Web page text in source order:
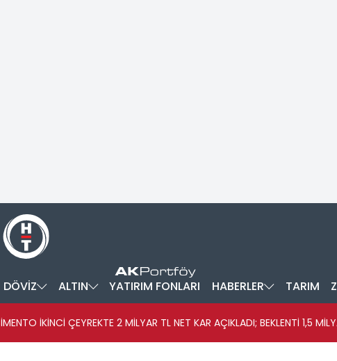
DÖVİZ ALTIN YATIRIM FONLARI HABERLER TARIM
İKİNCİ ÇEYREKTE 2 MİLYAR TL NET KAR AÇIKLADI; BEKLENTİ 1,5